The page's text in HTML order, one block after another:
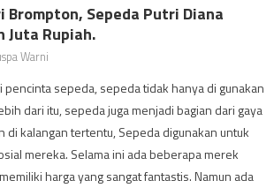
Brompton, Sepeda Putri Diana
Juta Rupiah.
Warni
pencinta sepeda, sepeda tidak hanya di gunakan
dari itu, sepeda juga menjadi bagian dari gaya
di kalangan tertentu, Sepeda digunakan untuk
mereka. Selama ini ada beberapa merek
harga yang sangat fantastis. Namun ada